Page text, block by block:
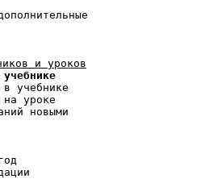
новыми